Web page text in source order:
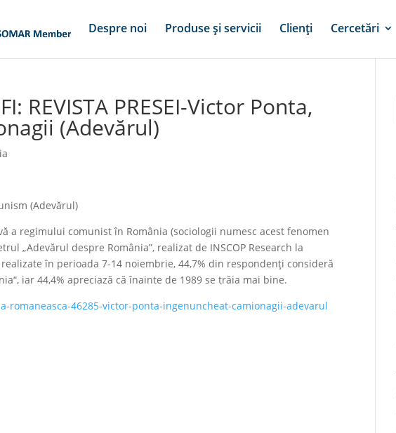
Despre noi Produse și servicii Clienți Cercetări
REVISTA PRESEI-Victor Ponta,
(Adevărul)
(Adevărul)
a regimului comunist în România (sociologii numesc acest fenomen
„Adevărul despre România”, realizat de INSCOP Research la
în perioada 7-14 noiembrie, 44,7% din respondenţi consideră
iar 44,4% apreciază că înainte de 1989 se trăia mai bine.
romaneasca-46285-victor-ponta-ingenuncheat-camionagii-adevarul